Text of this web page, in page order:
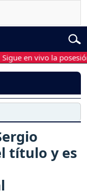
en vivo la posesión
título y es